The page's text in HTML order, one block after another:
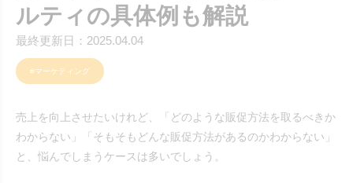
ルティの具体例も解説
最終更新日：2025.04.04
#マーケティング
売上を向上させたいけれど、「どのような販促方法を取るべきか
わからない」「そもそもどんな販促方法があるのかわからない」
と、悩んでしまうケースは多いでしょう。